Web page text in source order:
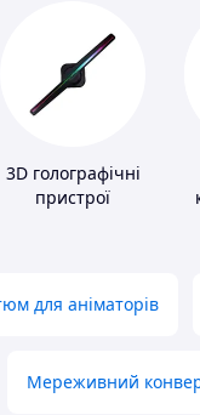
3D голографічні
пристрої
для аніматорів
Мереживний